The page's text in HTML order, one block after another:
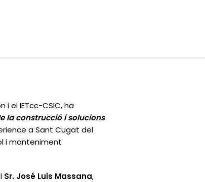
i el IETcc-CSIC, ha
la construcció i solucions
a Sant Cugat del
i manteniment
Sr. José Luis Massana,